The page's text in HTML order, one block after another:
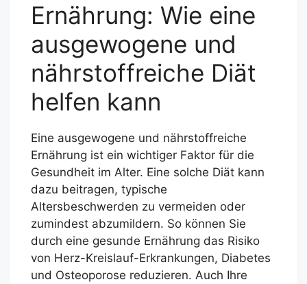
Ernährung: Wie eine
ausgewogene und
nährstoffreiche Diät
helfen kann
Eine ausgewogene und nährstoffreiche
Ernährung ist ein wichtiger Faktor für die
Gesundheit im Alter. Eine solche Diät kann
dazu beitragen, typische
Altersbeschwerden zu vermeiden oder
zumindest abzumildern. So können Sie
durch eine gesunde Ernährung das Risiko
von Herz-Kreislauf-Erkrankungen, Diabetes
und Osteoporose reduzieren. Auch Ihre